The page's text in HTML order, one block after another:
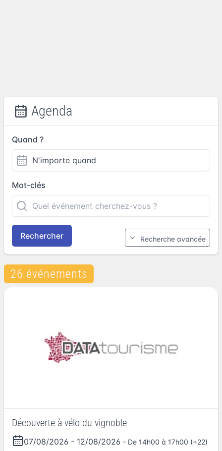
Agenda
Quand ?
Mot-clés
Rechercher Recherche avancée
26 événements
Découverte à vélo du vignoble
07/08/2026 - 12/08/2026 - De 14h00 à 17h00 (+22)